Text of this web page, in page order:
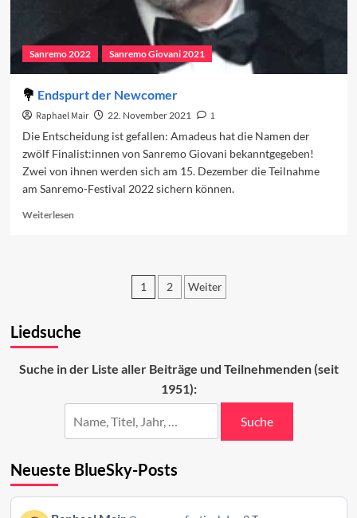
Sanremo 2022 Sanremo Giovani 2021
Endspurt der Newcomer
Raphael Mair 22. November 2021
1
Die Entscheidung ist gefallen: Amadeus hat die Namen der
zwölf Finalist:innen von Sanremo Giovani bekanntgegeben!
Zwei von ihnen werden sich am 15. Dezember die Teilnahme
am Sanremo-Festival 2022 sichern können.
WeiterlesenRead
Beiträge
1 2 Weiter
Liedsuche
Suche in der Liste aller Beiträge und Teilnehmenden (seit
1951):
Suche
Neueste BlueSky-Posts